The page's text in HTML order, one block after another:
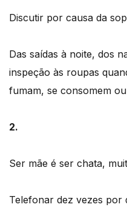
Discutir por causa da
Das saídas à noite, dos
inspeção às roupas
fumam, se consomem
2.
Ser mãe é ser chata,
Telefonar dez vezes por